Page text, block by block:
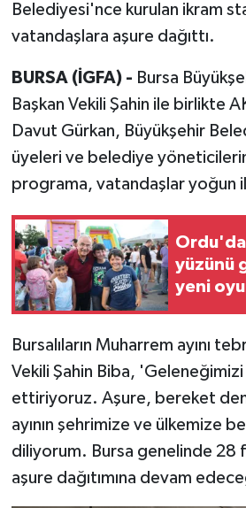
Belediyesi'nce kurulan ikram
vatandaşlara aşure dağıttı.
BURSA (İGFA) - Bursa
Başkan Vekili Şahin ile birlikte
Davut Gürkan, Büyükşehir
üyeleri ve belediye
programa, vatandaşlar yoğun
Ordu'da
yüzünü
yeni
Bursalıların Muharrem ayını
Vekili Şahin Biba,
ettiriyoruz. Aşure, bereket
ayının şehrimize ve ülkemize
diliyorum. Bursa genelinde 28
aşure dağıtımına devam